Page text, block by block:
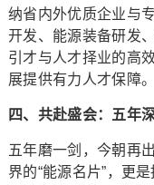
纳省内外优质企业与
开发、能源装备研发
引才与人才择业的高
展提供有力人才保障。
四、共赴盛会：五年
五年磨一剑，今朝再
界的“能源名片”，更